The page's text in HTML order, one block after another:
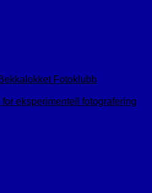
Fotoklubb
eksperimentell fotografering